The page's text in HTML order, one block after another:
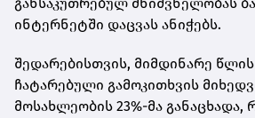
განსაკუთრებულ მნიშვნელობას
ინტერნეტში დაცვას ანიჭებს.
შედარებისთვის, მიმდინარე
ჩატარებული გამოკითხვის
მოსახლეობის 23%-მა